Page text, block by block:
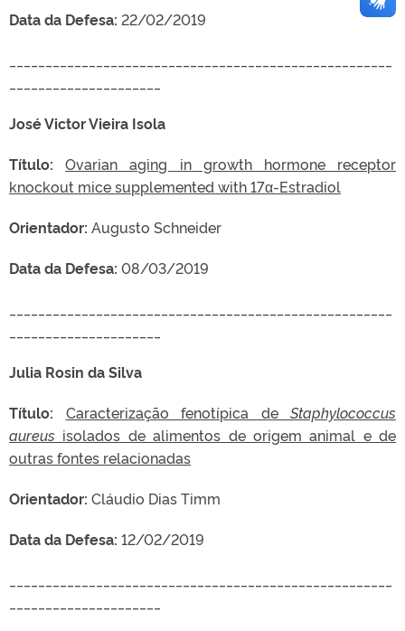
Data da Defesa: 22/02/2019
José Victor Vieira Isola
Título:Ovarian aging in growth hormone receptor
knockout mice supplemented with 17α-Estradiol
Orientador: Augusto Schneider
Data da Defesa: 08/03/2019
Julia Rosin da Silva
Título: Caracterização fenotípica de Staphylococcus
aureus isolados de alimentos de origem animal e de
outras fontes relacionadas
Orientador: Cláudio Dias Timm
Data da Defesa: 12/02/2019